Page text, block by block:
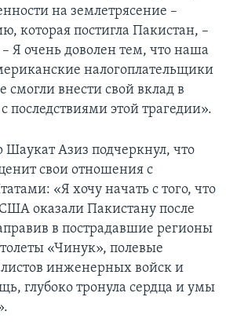
на землетрясение –
которая постигла Пакистан, –
– Я очень доволен тем, что наша
налогоплательщики
внести свой вклад в
последствиями этой трагедии».
Азиз подчеркнул, что
свои отношения с
«Я хочу начать с того, что
оказали Пакистану после
в пострадавшие регионы
«Чинук», полевые
инженерных войск и
глубоко тронула сердца и умы